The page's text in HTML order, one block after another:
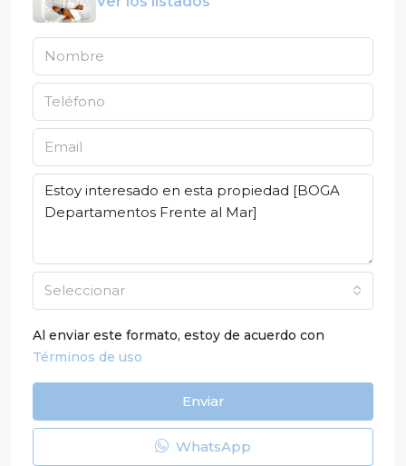
Seleccionar
Al enviar este formato, estoy de acuerdo con
Términos de uso
Enviar
WhatsApp